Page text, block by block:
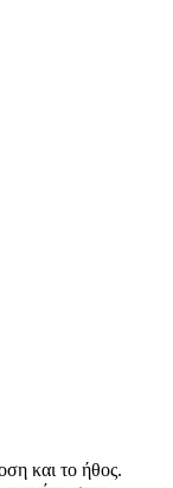
και το ήθος.